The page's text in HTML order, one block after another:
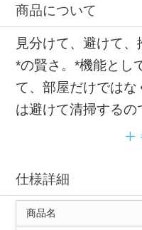
商品について
見分けて、避けて
*の賢さ。*機能とし
て、部屋だけでは
は避けて清掃するの
仕様詳細
商品名